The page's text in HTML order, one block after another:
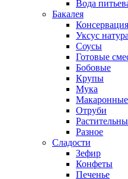
Вода
Бакалея
Консервация
Уксус
Соусы
Готовые
Бобовые
Крупы
Мука
Макаронные
Отруби
Разное
Сладости
Зефир
Конфеты
Печенье